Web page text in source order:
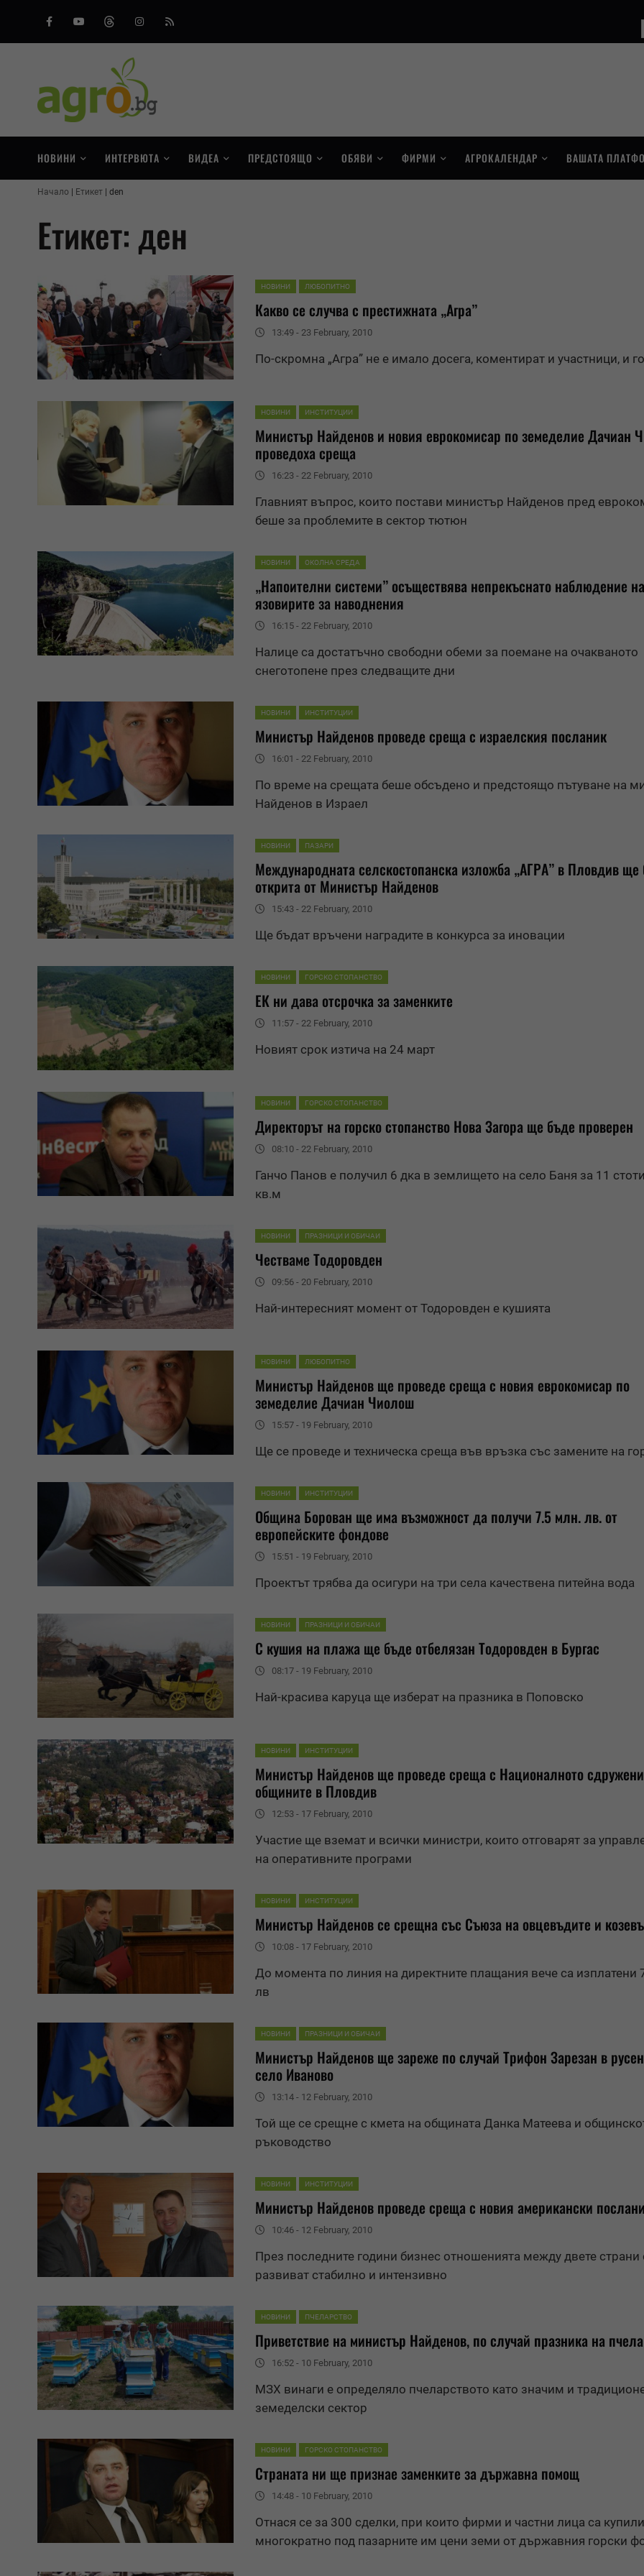
FacebookYoutubeThreadsInstagram
RSS
НОВИНИ ИНТЕРВЮТА ВИДЕА ПРЕДСТОЯЩО ОБЯВИ ФИРМИ АГРОКАЛЕНДАР ВАШАТА
Начало Етикет den
Етикет: ден
НОВИНИ ЛЮБОПИТНО
Какво се случва с престижната „Агра”
13:49 - 23 February, 2010
По-скромна „Агра” не е имало досега, коментират и участници, и
НОВИНИ ИНСТИТУЦИИ
Министър Найденов и новия еврокомисар по земеделие Дачиан
проведоха среща
16:23 - 22 February, 2010
Главният въпрос, които постави министър Найденов пред
беше за проблемите в сектор тютюн
НОВИНИ ОКОЛНА СРЕДА
„Напоителни системи” осъществява непрекъснато наблюдение на
язовирите за наводнения
16:15 - 22 February, 2010
Налице са достатъчно свободни обеми за поемане на очакваното
снеготопене през следващите дни
НОВИНИ ИНСТИТУЦИИ
Министър Найденов проведе среща с израелския посланик
16:01 - 22 February, 2010
По време на срещата беше обсъдено и предстоящо пътуване на
Найденов в Израел
НОВИНИ ПАЗАРИ
Международната селскостопанска изложба „АГРА” в Пловдив ще
открита от Министър Найденов
15:43 - 22 February, 2010
Ще бъдат връчени наградите в конкурса за иновации
НОВИНИ ГОРСКО СТОПАНСТВО
EК ни дава отсрочка за заменките
11:57 - 22 February, 2010
Новият срок изтича на 24 март
НОВИНИ ГОРСКО СТОПАНСТВО
Директорът на горско стопанство Нова Загора ще бъде проверен
08:10 - 22 February, 2010
Ганчо Панов е получил 6 дка в землището на село Баня за 11
кв.м
НОВИНИ ПРАЗНИЦИ И ОБИЧАИ
Честваме Тодоровден
09:56 - 20 February, 2010
Най-интересният момент от Тодоровден е кушията
НОВИНИ ЛЮБОПИТНО
Министър Найденов ще проведе среща с новия еврокомисар по
земеделие Дачиан Чиолош
15:57 - 19 February, 2010
Ще се проведе и техническа среща във връзка със замените на
НОВИНИ ИНСТИТУЦИИ
Община Борован ще има възможност да получи 7.5 млн. лв. от
европейските фондове
15:51 - 19 February, 2010
Проектът трябва да осигури на три села качествена питейна вода
НОВИНИ ПРАЗНИЦИ И ОБИЧАИ
С кушия на плажа ще бъде отбелязан Тодоровден в Бургас
08:17 - 19 February, 2010
Най-красива каруца ще изберат на празника в Поповско
НОВИНИ ИНСТИТУЦИИ
Министър Найденов ще проведе среща с Националното
общините в Пловдив
12:53 - 17 February, 2010
Участие ще вземат и всички министри, които отговарят за
на оперативните програми
НОВИНИ ИНСТИТУЦИИ
Министър Найденов се срещна със Съюза на овцевъдите и
10:08 - 17 February, 2010
До момента по линия на директните плащания вече са изплатени
лв
НОВИНИ ПРАЗНИЦИ И ОБИЧАИ
Министър Найденов ще зареже по случай Трифон Зарезан в
село Иваново
13:14 - 12 February, 2010
Той ще се срещне с кмета на общината Данка Матеева и
ръководство
НОВИНИ ИНСТИТУЦИИ
Министър Найденов проведе среща с новия американски
10:46 - 12 February, 2010
През последните години бизнес отношенията между двете страни
развиват стабилно и интензивно
НОВИНИ ПЧЕЛАРСТВО
Приветствие на министър Найденов, по случай празника на
16:52 - 10 February, 2010
МЗХ винаги е определяло пчеларството като значим и
земеделски сектор
НОВИНИ ГОРСКО СТОПАНСТВО
Страната ни ще признае заменките за държавна помощ
14:48 - 10 February, 2010
Отнася се за 300 сделки, при които фирми и частни лица са
многократно под пазарните им цени земи от държавния горски